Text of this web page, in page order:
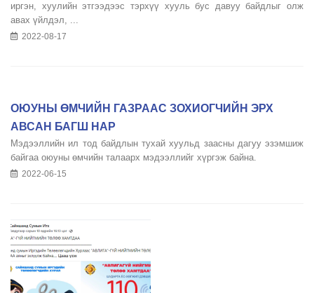
иргэн, хуулийн этгээдээс тэрхүү хууль бус давуу байдлыг олж
авах үйлдэл, ...
2022-08-17
ОЮУНЫ ӨМЧИЙН ГАЗРААС ЗОХИОГЧИЙН ЭРХ
АВСАН БАГШ НАР
Мэдээллийн ил тод байдлын тухай хуульд заасны дагуу эзэмшиж
байгаа оюуны өмчийн талаарх мэдээллийг хүргэж байна.
2022-06-15